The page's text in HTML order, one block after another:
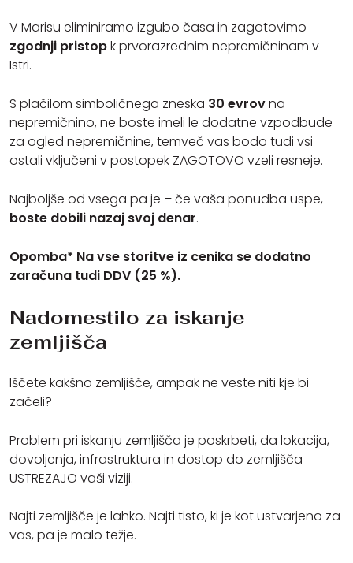
V Marisu eliminiramo izgubo časa in zagotovimo
zgodnji pristopk prvorazrednim nepremičninam v
Istri.
S plačilom simboličnega zneska 30 evrovna
nepremičnino, ne boste imeli le dodatne vzpodbude
za ogled nepremičnine, temveč vas bodo tudi vsi
ostali vključeni v postopek ZAGOTOVO vzeli resneje.
Najboljše od vsega pa je – če vaša ponudba uspe,
boste dobili nazaj svoj denar.
Opomba* Na vse storitve iz cenika se dodatno
zaračuna tudi DDV (25 %).
Nadomestilo za iskanje
zemljišča
Iščete kakšno zemljišče, ampak ne veste niti kje bi
začeli?
Problem pri iskanju zemljišča je poskrbeti, da lokacija,
dovoljenja, infrastruktura in dostop do zemljišča
USTREZAJO vaši viziji.
Najti zemljišče je lahko. Najti tisto, ki je kot ustvarjeno za
vas, pa je malo težje.